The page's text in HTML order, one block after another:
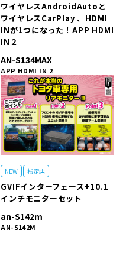
ワイヤレスAndroidAutoと
ワイヤレスCarPlay 、HDMI
INが1つになった！APP HDMI
IN２
AN-S134MAX
APP HDMI IN 2
NEW 指定店
GVIFインターフェース+10.1
インチモニターセット
an-S142m
AN-S142M